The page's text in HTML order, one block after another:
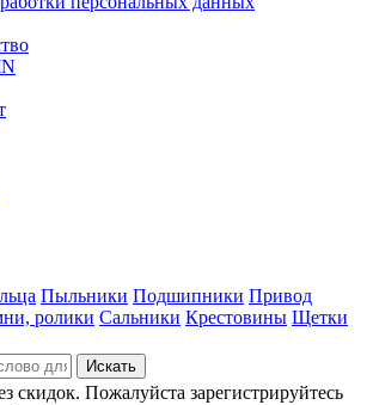
Пыльники Подшипники Привод
ролики Сальники Крестовины Щетки
скидок. Пожалуйста зарегистрируйтесь